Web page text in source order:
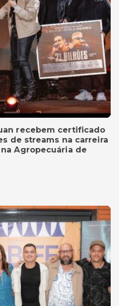
recebem certificado
de streams na carreira
Agropecuária de